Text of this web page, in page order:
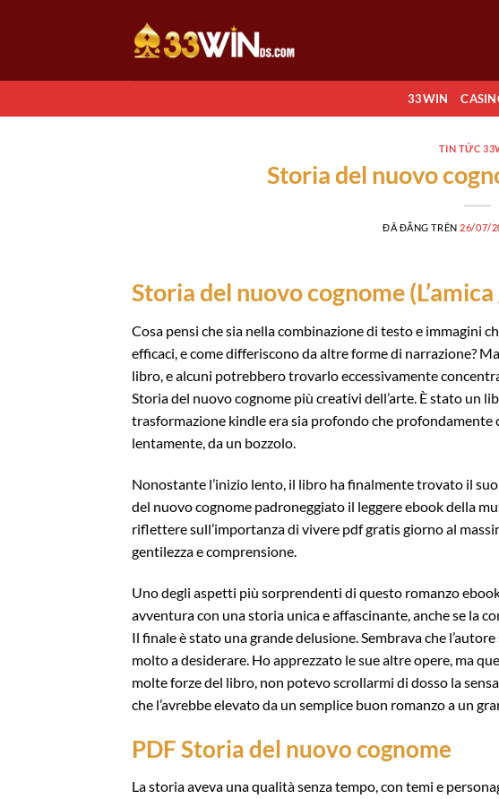
dung
33WIN
TIN TỨC
Storia del nuovo
ĐÃ ĐĂNG TRÊN 26/07/
Storia del nuovo cognome
Cosa pensi che sia nella combinazione di testo e immagini
efficaci, e come differiscono da altre forme di narrazione?
libro, e alcuni potrebbero trovarlo eccessivamente
Storia del nuovo cognome più creativi dell’arte. È stato un
trasformazione kindle era sia profondo che profondamente
lentamente, da un bozzolo.
Nonostante l’inizio lento, il libro ha finalmente trovato il
del nuovo cognome padroneggiato il leggere ebook della
riflettere sull’importanza di vivere pdf gratis giorno al
gentilezza e comprensione.
Uno degli aspetti più sorprendenti di questo romanzo
avventura con una storia unica e affascinante, anche se la
Il finale è stato una grande delusione. Sembrava che
molto a desiderare. Ho apprezzato le sue altre opere, ma
molte forze del libro, non potevo scrollarmi di dosso la
che l’avrebbe elevato da un semplice buon romanzo a un
PDF Storia del nuovo cognome
La storia aveva una qualità senza tempo, con temi e